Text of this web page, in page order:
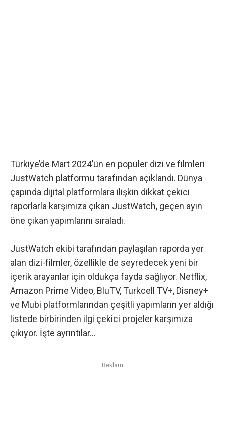
Türkiye’de Mart 2024’ün en popüler dizi ve filmleri
JustWatch platformu tarafından açıklandı. Dünya
çapında dijital platformlara ilişkin dikkat çekici
raporlarla karşımıza çıkan JustWatch, geçen ayın
öne çıkan yapımlarını sıraladı.
JustWatch ekibi tarafından paylaşılan raporda yer
alan dizi-filmler, özellikle de seyredecek yeni bir
içerik arayanlar için oldukça fayda sağlıyor. Netflix,
Amazon Prime Video, BluTV, Turkcell TV+, Disney+
ve Mubi platformlarından çeşitli yapımların yer aldığı
listede birbirinden ilgi çekici projeler karşımıza
çıkıyor. İşte ayrıntılar…
Reklam